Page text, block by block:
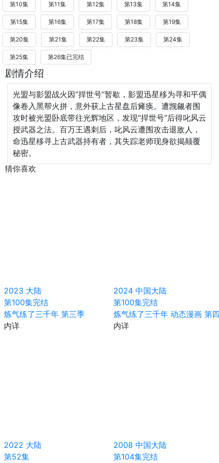
第10集 第11集 第12集 第13集 第14集
第15集 第16集 第17集 第18集 第19集
第20集 第21集 第22集 第23集 第24集
第25集 第26集已完结
剧情介绍
光盟与影盟战火因“捍世号”暂歇，影盟迅星移为寻和平偶
像卷入黑帮火拼，意外获上古星盘后瘫痪。遭觊觎者围
攻时被光盟卧底带往光辉地区，发现“捍世号”后得叱风云
授武器之法。百万王遇刺后，叱风云遭围攻击退敌人，
命迅星移寻上古武器持有者，其失踪老师现身欲揭颠覆
秘密。
猜你喜欢
2023 大陆
第100集完结
炼气练了三千年 第三季
内详
2024 中国大陆
第100集完结
炼气练了三千年 动态漫画 第
内详
2022 大陆
第52集
2008 中国大陆
第104集完结